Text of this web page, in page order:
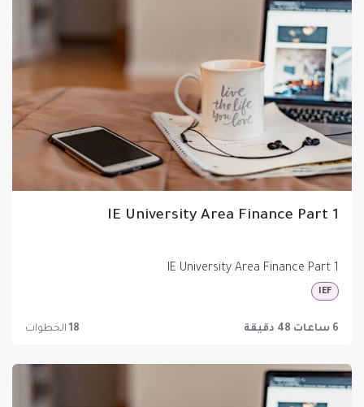
IE University Area Finance Part 1
IE University Area Finance Part 1
IEF
6 ساعات 48 دقيقة 18 الخطوات